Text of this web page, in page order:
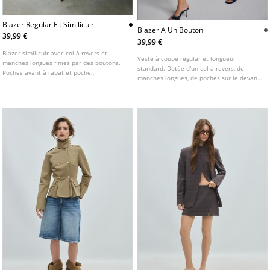
Blazer Regular Fit Similicuir
39,99 €
Blazer similicuir avec col à revers et
manches longues finies par des boutons.
Poches avant à rabat et poche
Blazer A Un Bouton
39,99 €
Veste à coupe regular et longueur
standard. Dotée d'un col à revers, de
manches longues, de poches sur le devant